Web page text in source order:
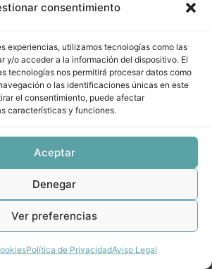
consentimiento
experiencias, utilizamos tecnologías como las
y/o acceder a la información del dispositivo. El
tecnologías nos permitirá procesar datos como
o las identificaciones únicas en este
el consentimiento, puede afectar
características y funciones.
Aceptar
Denegar
Ver preferencias
Política de PrivacidadAviso Legal
3 Documentación
4 Documentación
(II)
Indicadores de
6 Verificación de
Otras formas de
Inicia sesión